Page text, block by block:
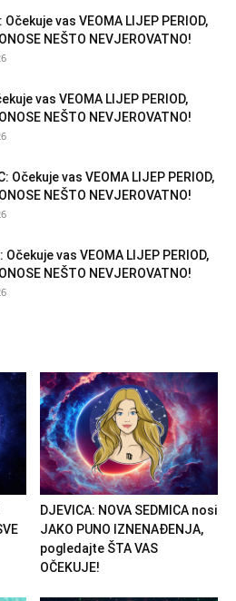
Očekuje vas VEOMA LIJEP PERIOD,
NEŠTO NEVJEROVATNO!
vas VEOMA LIJEP PERIOD,
NEŠTO NEVJEROVATNO!
Očekuje vas VEOMA LIJEP PERIOD,
NEŠTO NEVJEROVATNO!
Očekuje vas VEOMA LIJEP PERIOD,
NEŠTO NEVJEROVATNO!
DJEVICA: NOVA SEDMICA nosi
JAKO PUNO IZNENAĐENJA,
pogledajte ŠTA VAS
OČEKUJE!